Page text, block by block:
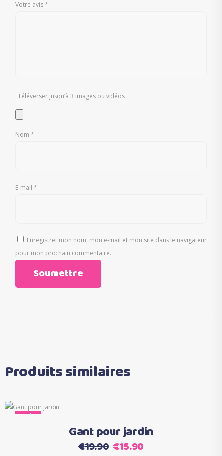
Votre avis*
Téléverser jusqu‘à 3 images ou vidéos
Nom *
E-mail *
Enregistrer mon nom, mon e-mail et mon site dans le navigateur
pour mon prochain commentaire.
Produits similaires
Sale
Gant pour jardin
€19.90 Le
€15.90